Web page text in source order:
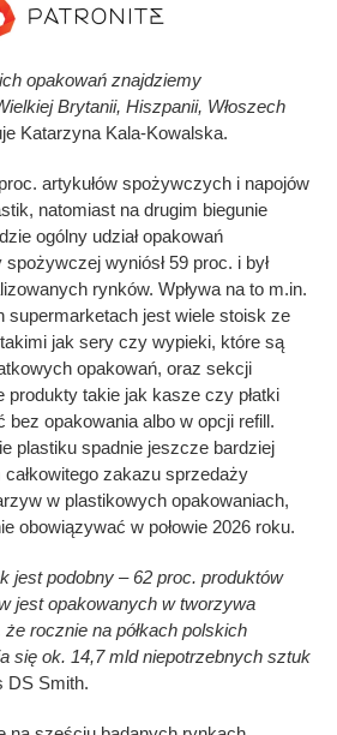
opakowań znajdziemy
Brytanii, Hiszpanii, Włoszech
Katarzyna Kala-Kowalska.
artykułów spożywczych i napojów
natomiast na drugim biegunie
ogólny udział opakowań
wyniósł 59 proc. i był
rynków. Wpływa na to m.in.
supermarketach jest wiele stoisk ze
jak sery czy wypieki, które są
opakowań, oraz sekcji
produkty takie jak kasze czy płatki
bez opakowania albo w opcji refill.
plastiku spadnie jeszcze bardziej
zakazu sprzedaży
w plastikowych opakowaniach,
obowiązywać w połowie 2026 roku.
jest podobny – 62 proc. produktów
jest opakowanych w tworzywa
rocznie na półkach polskich
się ok. 14,7 mld niepotrzebnych sztuk
DS Smith.